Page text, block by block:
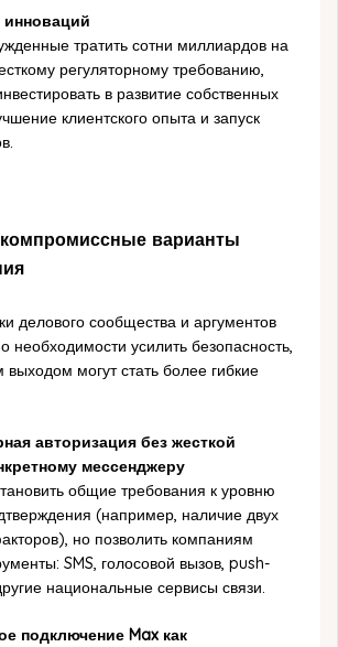
тратить сотни миллиардов на
регуляторному требованию,
в развитие собственных
клиентского опыта и запуск
варианты
делового сообщества и аргументов
необходимости усилить безопасность,
могут стать более гибкие
авторизация без жесткой
мессенджеру
общие требования к уровню
(например, наличие двух
но позволить компаниям
SMS, голосовой вызов, push-
национальные сервисы связи.
подключение Max как